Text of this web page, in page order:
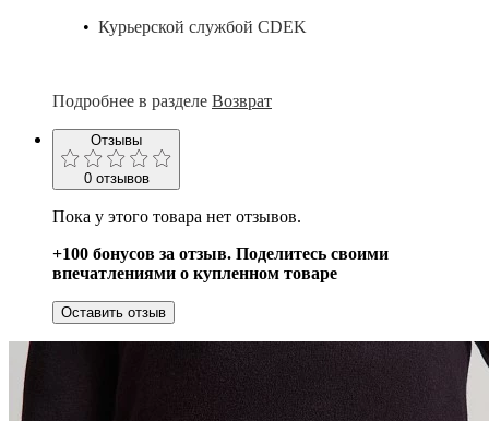
• Курьерской службой CDEK
Подробнее в разделе Возврат
Отзывы
0 отзывов
Пока у этого товара нет отзывов.
+100 бонусов за отзыв. Поделитесь своими
впечатлениями о купленном товаре
Оставить отзыв